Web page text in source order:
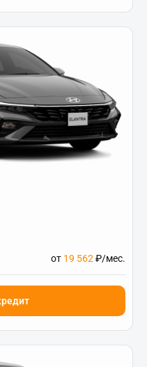
от 19 562₽/мес.